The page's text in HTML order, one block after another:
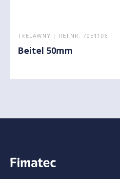
TRELAWNY | REFNR. 7051106
Beitel 50mm